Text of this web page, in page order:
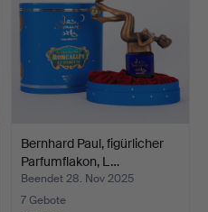
Bernhard Paul, figürlicher
Parfumflakon, L…
Beendet 28. Nov 2025
7 Gebote